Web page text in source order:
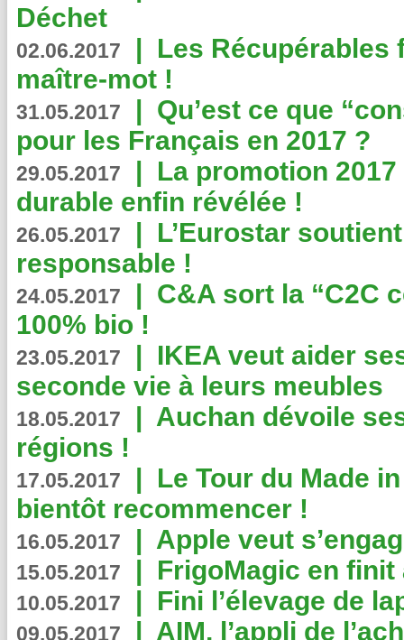
Déchet
02.06.2017 | Les Récupérables
maître-mot !
31.05.2017 | Qu’est ce que
pour les Français en 2017 ?
29.05.2017 | La promotion
durable enfin révélée !
26.05.2017 | L’Eurostar
responsable !
24.05.2017 | C&A sort la “C2C
100% bio !
23.05.2017 | IKEA veut aider
seconde vie à leurs meubles
18.05.2017 | Auchan dévoile
régions !
17.05.2017 | Le Tour du Made
bientôt recommencer !
16.05.2017 | Apple veut
15.05.2017 | FrigoMagic en
10.05.2017 | Fini l’élevage de
09.05.2017 | AIM, l’appli de